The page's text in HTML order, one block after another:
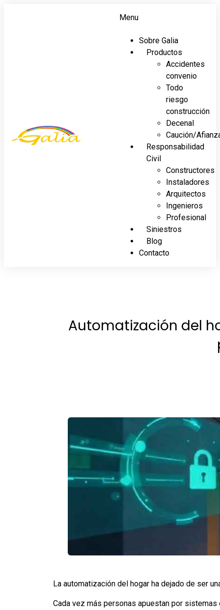
Menu
Sobre Galia
Productos
Accidentes
convenio
Todo
riesgo
construcción
Decenal
Caución/
Responsabilidad
Civil
Constructores
Instaladores
Arquitectos
Ingenieros
Profesional
Siniestros
Blog
Contacto
Automatización del
La automatización del hogar ha dejado de ser
Cada vez más personas apuestan por